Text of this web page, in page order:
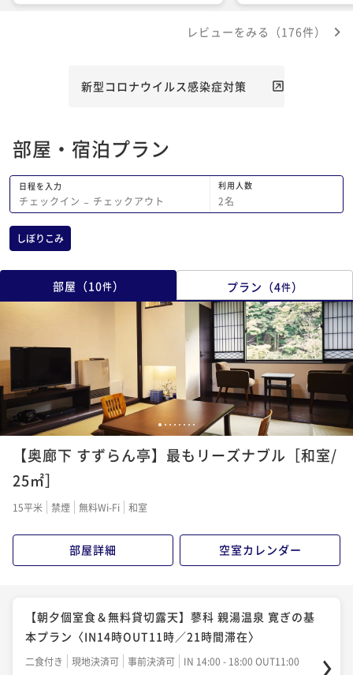
レビューをみる（176件）
新型コロナウイルス感染症対策
部屋・宿泊プラン
日程を入力
チェックイン − チェックアウト
利用人数
2名
しぼりこみ
部屋 （10件） プラン （4件）
1 2 3 4 5 6 78
【奥廊下 すずらん亭】最もリーズナブル［和室/
25㎡］
15平米 禁煙 無料Wi-Fi 和室
部屋詳細 空室カレンダー
【朝夕個室食＆無料貸切露天】蓼科 親湯温泉 寛ぎの基
本プラン〈IN14時OUT11時／21時間滞在〉
二食付き 現地決済可 事前決済可
IN 14:00 - 18:00 OUT11:00